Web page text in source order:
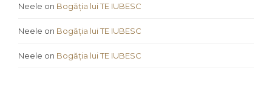
Neele on Bogăția lui TE IUBESC
Neele on Bogăția lui TE IUBESC
Neele on Bogăția lui TE IUBESC